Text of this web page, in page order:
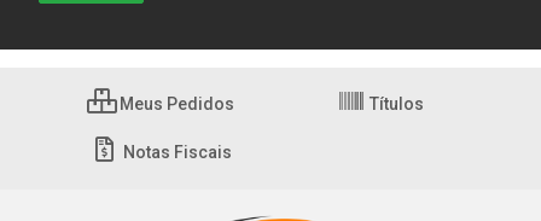
Meus Pedidos Títulos
Notas Fiscais